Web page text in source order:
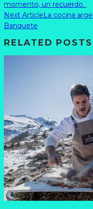
momento, un recuerdo.
Next ArticleLa cocina
Banquete
RELATED POSTS